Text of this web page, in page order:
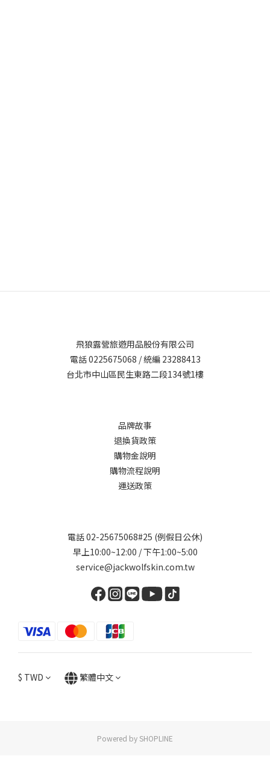
飛狼露營旅遊用品股份有限公司
電話 0225675068 / 統編 23288413
台北市中山區民生東路二段134號1樓
品牌故事
退換貨政策
購物金說明
購物流程說明
運送政策
電話 02-25675068#25 (例假日公休)
早上10:00~12:00 / 下午1:00~5:00
service@jackwolfskin.com.tw
$ TWD 繁體中文
Powered by SHOPLINE